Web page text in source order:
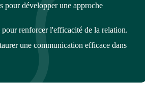
pour développer une approche
renforcer l'efficacité de la relation.
une communication efficace dans